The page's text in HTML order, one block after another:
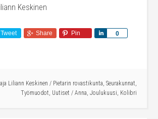
Keskinen
Tweet Share Pin 0
Share
Liliann Keskinen / Pietarin rovastikunta, Seurakunnat,
Työmuodot, Uutiset / Anna, Joulukuusi, Kolibri